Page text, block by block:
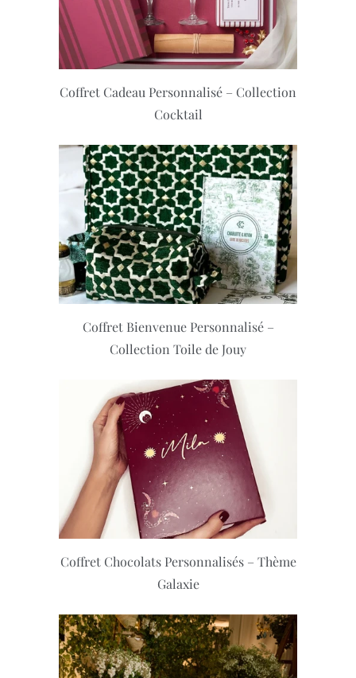
Coffret Cadeau Personnalisé – Collection
Cocktail
Coffret Bienvenue Personnalisé –
Collection Toile de Jouy
Coffret Chocolats Personnalisés – Thème
Galaxie